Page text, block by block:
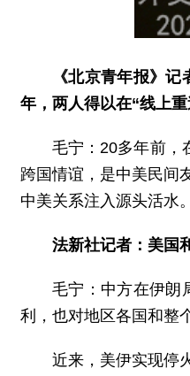
《北京青年报》
年，两人得以在“线上
毛宁：20多年前，
跨国情谊，是中美民间
中美关系注入源头活水。
法新社记者：美国
毛宁：中方在伊朗
利，也对地区各国和整
近来，美伊实现停